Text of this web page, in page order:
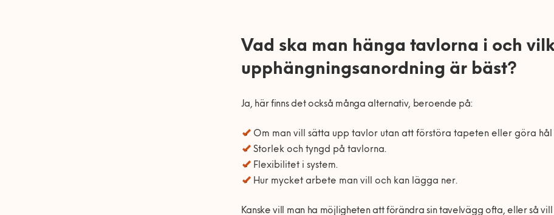
Vad ska man hänga tavlorna i och
upphängningsanordning är bäst?
Ja, här finns det också många alternativ, beroende på:
Om man vill sätta upp tavlor utan att förstöra tapeten eller göra hål
Storlek och tyngd på tavlorna.
Flexibilitet i system.
Hur mycket arbete man vill och kan lägga ner.
Kanske vill man ha möjligheten att förändra sin tavelvägg ofta, eller så